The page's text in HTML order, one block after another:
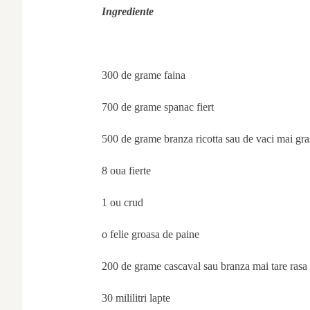
Ingrediente
300 de grame faina
700 de grame spanac fiert
500 de grame branza ricotta sau de vaci mai
8 oua fierte
1 ou crud
o felie groasa de paine
200 de grame cascaval sau branza mai tare rasa
30 mililitri lapte